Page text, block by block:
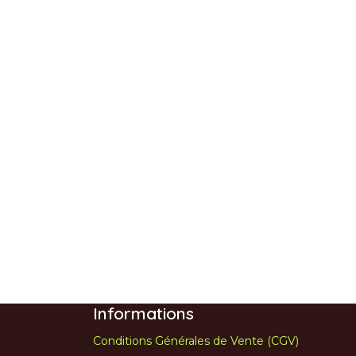
Informations
Conditions Générales de Vente (CGV)